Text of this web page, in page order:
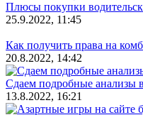
Плюсы покупки
25.9.2022, 11:45
Как получить права на
20.8.2022, 14:42
Сдаем подробные анализы
13.8.2022, 16:21